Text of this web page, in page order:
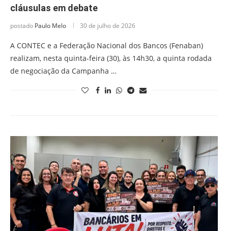
cláusulas em debate
postado Paulo Melo 30 de julho de 2026
A CONTEC e a Federação Nacional dos Bancos (Fenaban)
realizam, nesta quinta-feira (30), às 14h30, a quinta rodada
de negociação da Campanha …